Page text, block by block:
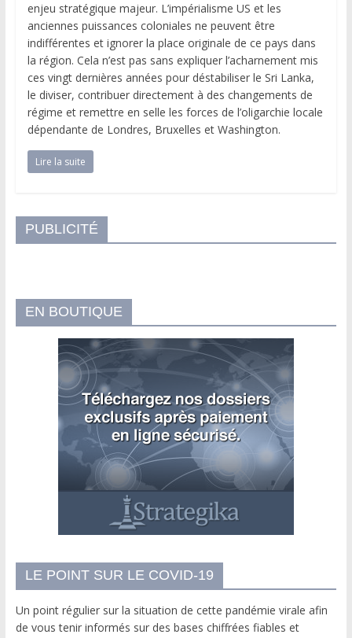
enjeu stratégique majeur. L’impérialisme US et les
anciennes puissances coloniales ne peuvent être
indifférentes et ignorer la place originale de ce pays dans
la région. Cela n’est pas sans expliquer l’acharnement mis
ces vingt dernières années pour déstabiliser le Sri Lanka,
le diviser, contribuer directement à des changements de
régime et remettre en selle les forces de l’oligarchie locale
dépendante de Londres, Bruxelles et Washington.
Lire la suite
PUBLICITÉ
EN BOUTIQUE
LE POINT SUR LE COVID-19
Un point régulier sur la situation de cette pandémie virale afin
de vous tenir informés sur des bases chiffrées fiables et